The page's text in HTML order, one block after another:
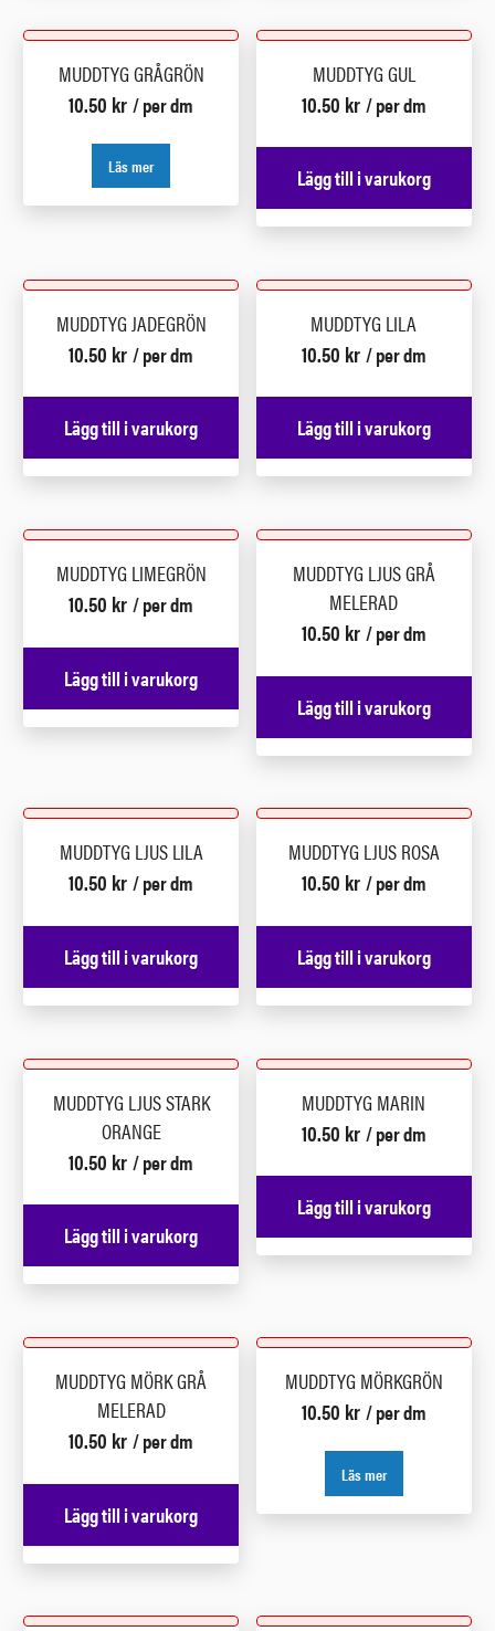
MUDDTYG GRÅGRÖN
10.50 kr / per dm
Läs mer
MUDDTYG GUL
10.50 kr / per dm
Lägg till i varukorg
MUDDTYG JADEGRÖN
10.50 kr / per dm
Lägg till i varukorg
MUDDTYG LILA
10.50 kr / per dm
Lägg till i varukorg
MUDDTYG LIMEGRÖN
10.50 kr / per dm
Lägg till i varukorg
MUDDTYG LJUS GRÅ
MELERAD
10.50 kr / per dm
Lägg till i varukorg
MUDDTYG LJUS LILA
10.50 kr / per dm
Lägg till i varukorg
MUDDTYG LJUS ROSA
10.50 kr / per dm
Lägg till i varukorg
MUDDTYG LJUS STARK
ORANGE
10.50 kr / per dm
Lägg till i varukorg
MUDDTYG MARIN
10.50 kr / per dm
Lägg till i varukorg
MUDDTYG MÖRK GRÅ
MELERAD
10.50 kr / per dm
Lägg till i varukorg
MUDDTYG MÖRKGRÖN
10.50 kr / per dm
Läs mer